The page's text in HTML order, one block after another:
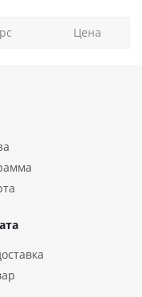
Цена